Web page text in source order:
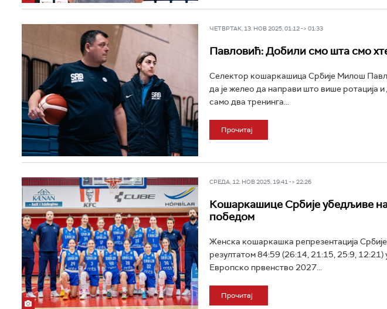
ЧЕТВРТАК, 13. НОВ 2025, 01:12 -> 01:33
Павловић: Добили смо шта смо
Селектор кошаркашица Србије Милош
да је желео да направи што више ротација
само два тренинга...
Прочитај
СРЕДА, 12. НОВ 2025, 19:41 -> 22:26
Кошаркашице Србије убедљиве
победом
Женска кошаркашка репрезентација
резултатом 84:59 (26:14, 21:15, 25:9, 12:21)
Европско првенство 2027...
Прочитај